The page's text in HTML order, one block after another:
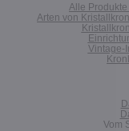
Alle
Arten von
Vintage-
Vom